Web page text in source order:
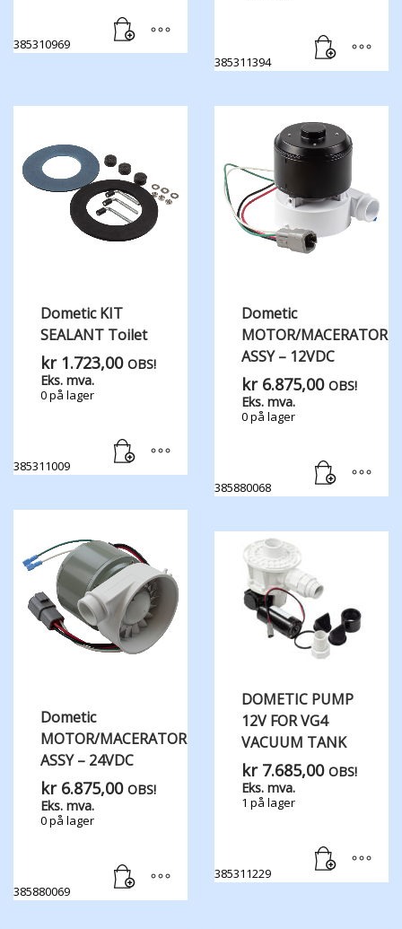
385310969
385311394
Dometic KIT
SEALANT Toilet
kr1.723,00 OBS!
Eks. mva.
0 på lager
385311009
Dometic
MOTOR/MACERATOR
ASSY – 12VDC
kr6.875,00 OBS!
Eks. mva.
0 på lager
385880068
Dometic
MOTOR/MACERATOR
ASSY – 24VDC
kr6.875,00 OBS!
Eks. mva.
0 på lager
385880069
DOMETIC PUMP
12V FOR VG4
VACUUM TANK
kr7.685,00 OBS!
Eks. mva.
1 på lager
385311229